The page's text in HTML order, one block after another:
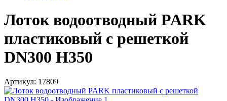
Лоток водоотводный PARK
пластиковый с решеткой
DN300 H350
Артикул: 17809